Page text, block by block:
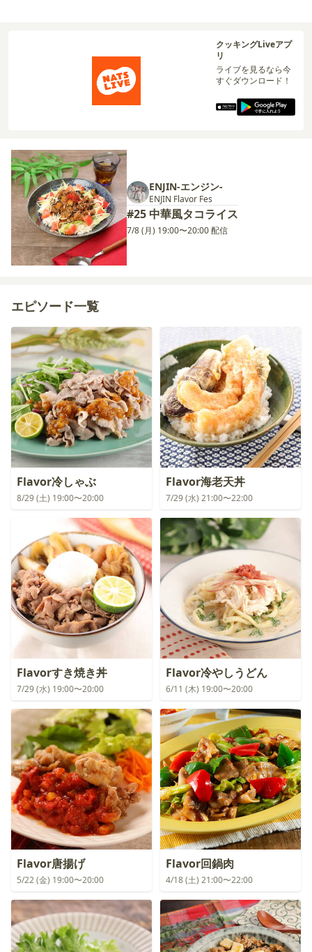
クッキングLiveアプ
リ
ライブを見るなら今
すぐダウンロード！
ENJIN-エンジン-
ENJIN Flavor Fes
#25 中華風タコライス
7/8 (月) 19:00〜20:00 配信
エピソード一覧
Flavor冷しゃぶ
8/29 (土) 19:00〜20:00
Flavor海老天丼
7/29 (水) 21:00〜22:00
Flavorすき焼き丼
7/29 (水) 19:00〜20:00
Flavor冷やしうどん
6/11 (木) 19:00〜20:00
Flavor唐揚げ
5/22 (金) 19:00〜20:00
Flavor回鍋肉
4/18 (土) 21:00〜22:00